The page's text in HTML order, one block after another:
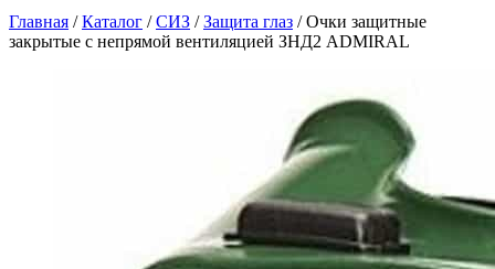
Главная / Каталог / СИЗ / Защита глаз / Очки защитные
закрытые с непрямой вентиляцией ЗНД2 ADMIRAL